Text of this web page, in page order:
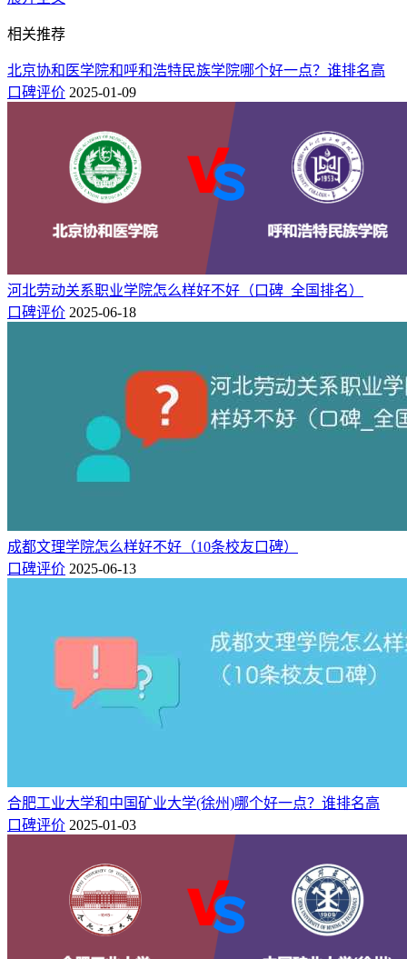
学院全国排名第387位，与全国排名第393位的赤峰学院相比，
高了6个位次，排在赤峰学院之前。
年份 院校 全国排名 总分 星级
办学层次
2024 北京物资学院 387
1★
二、专业实力对比
从专业排名方面，根据校友会2024中国大学一流专业排名榜
单，北京物资学院位居全国第500名（研究型），赤峰学院位
由于学校类型不同，专业排名不
做对比。
院校 专业排名
注：★代表星级专业，数字越高专业等级越高。
不过从具体的专业来看，两所高校都有各自独特的优势专业，
详细如下。
高水平专业专业行列。质量管理工程（A+）、劳动关系
（B+）、人力资源管理（B+）、信息管理与信息系统
赤峰学院王牌专业有： 生物科学（A+）等1个专业获得2024中
国六星级专业（6★），跻身中国顶尖应用型专业专业行列。
蒙医学（A++）、历史学（A）等2个专业荣获2024中国五星
级专业（5★），入选中国一流应用型专业专业行列。
综上对比，北京物资学院在综合排名上整体实力要强于赤峰学
不过在专业实力方面各有优势，如果你倾向于采购管理、
物流工程、物联网工程等专业，可以选择北京物资学院，如果
你更倾向于生物科学、蒙医学、历史学等专业，可以选择赤峰
相关推荐
北京协和医学院和呼和浩特民族学院哪个好一点？谁排名高
口碑评价 2025-01-09
河北劳动关系职业学院怎么样好不好（口碑_全国排名）
口碑评价 2025-06-18
成都文理学院怎么样好不好（10条校友口碑）
口碑评价 2025-06-13
合肥工业大学和中国矿业大学(徐州)哪个好一点？谁排名高
口碑评价 2025-01-03